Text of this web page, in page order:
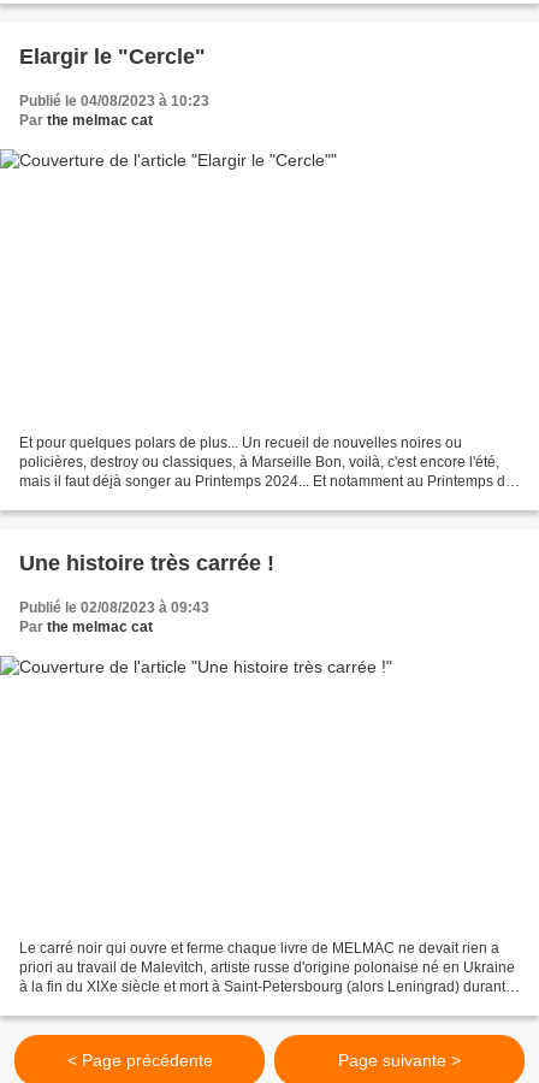
Elargir le "Cercle"
Publié le 04/08/2023 à 10:23
Par the melmac cat
Et pour quelques polars de plus... Un recueil de nouvelles noires ou
policières, destroy ou classiques, à Marseille Bon, voilà, c'est encore l'été,
mais il faut déjà songer au Printemps 2024... Et notamment au Printemps du
Une histoire très carrée !
Publié le 02/08/2023 à 09:43
Par the melmac cat
Le carré noir qui ouvre et ferme chaque livre de MELMAC ne devait rien a
priori au travail de Malevitch, artiste russe d'origine polonaise né en Ukraine
à la fin du XIXe siècle et mort à Saint-Petersbourg (alors Leningrad) durant
< Page précédente Page suivante >